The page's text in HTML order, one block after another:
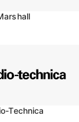
Technica